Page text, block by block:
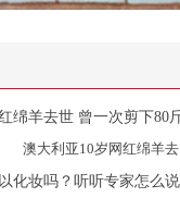
澳大利亚10岁网红绵羊去